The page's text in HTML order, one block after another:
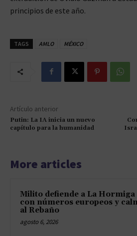
principios de este año.
TAGS AMLO MÉXICO
Artículo anterior
Putin: La IA inicia un nuevo
capítulo para la humanidad
More articles
Milito defiende a La Hormiga
con números europeos y
al Rebaño
agosto 6, 2026